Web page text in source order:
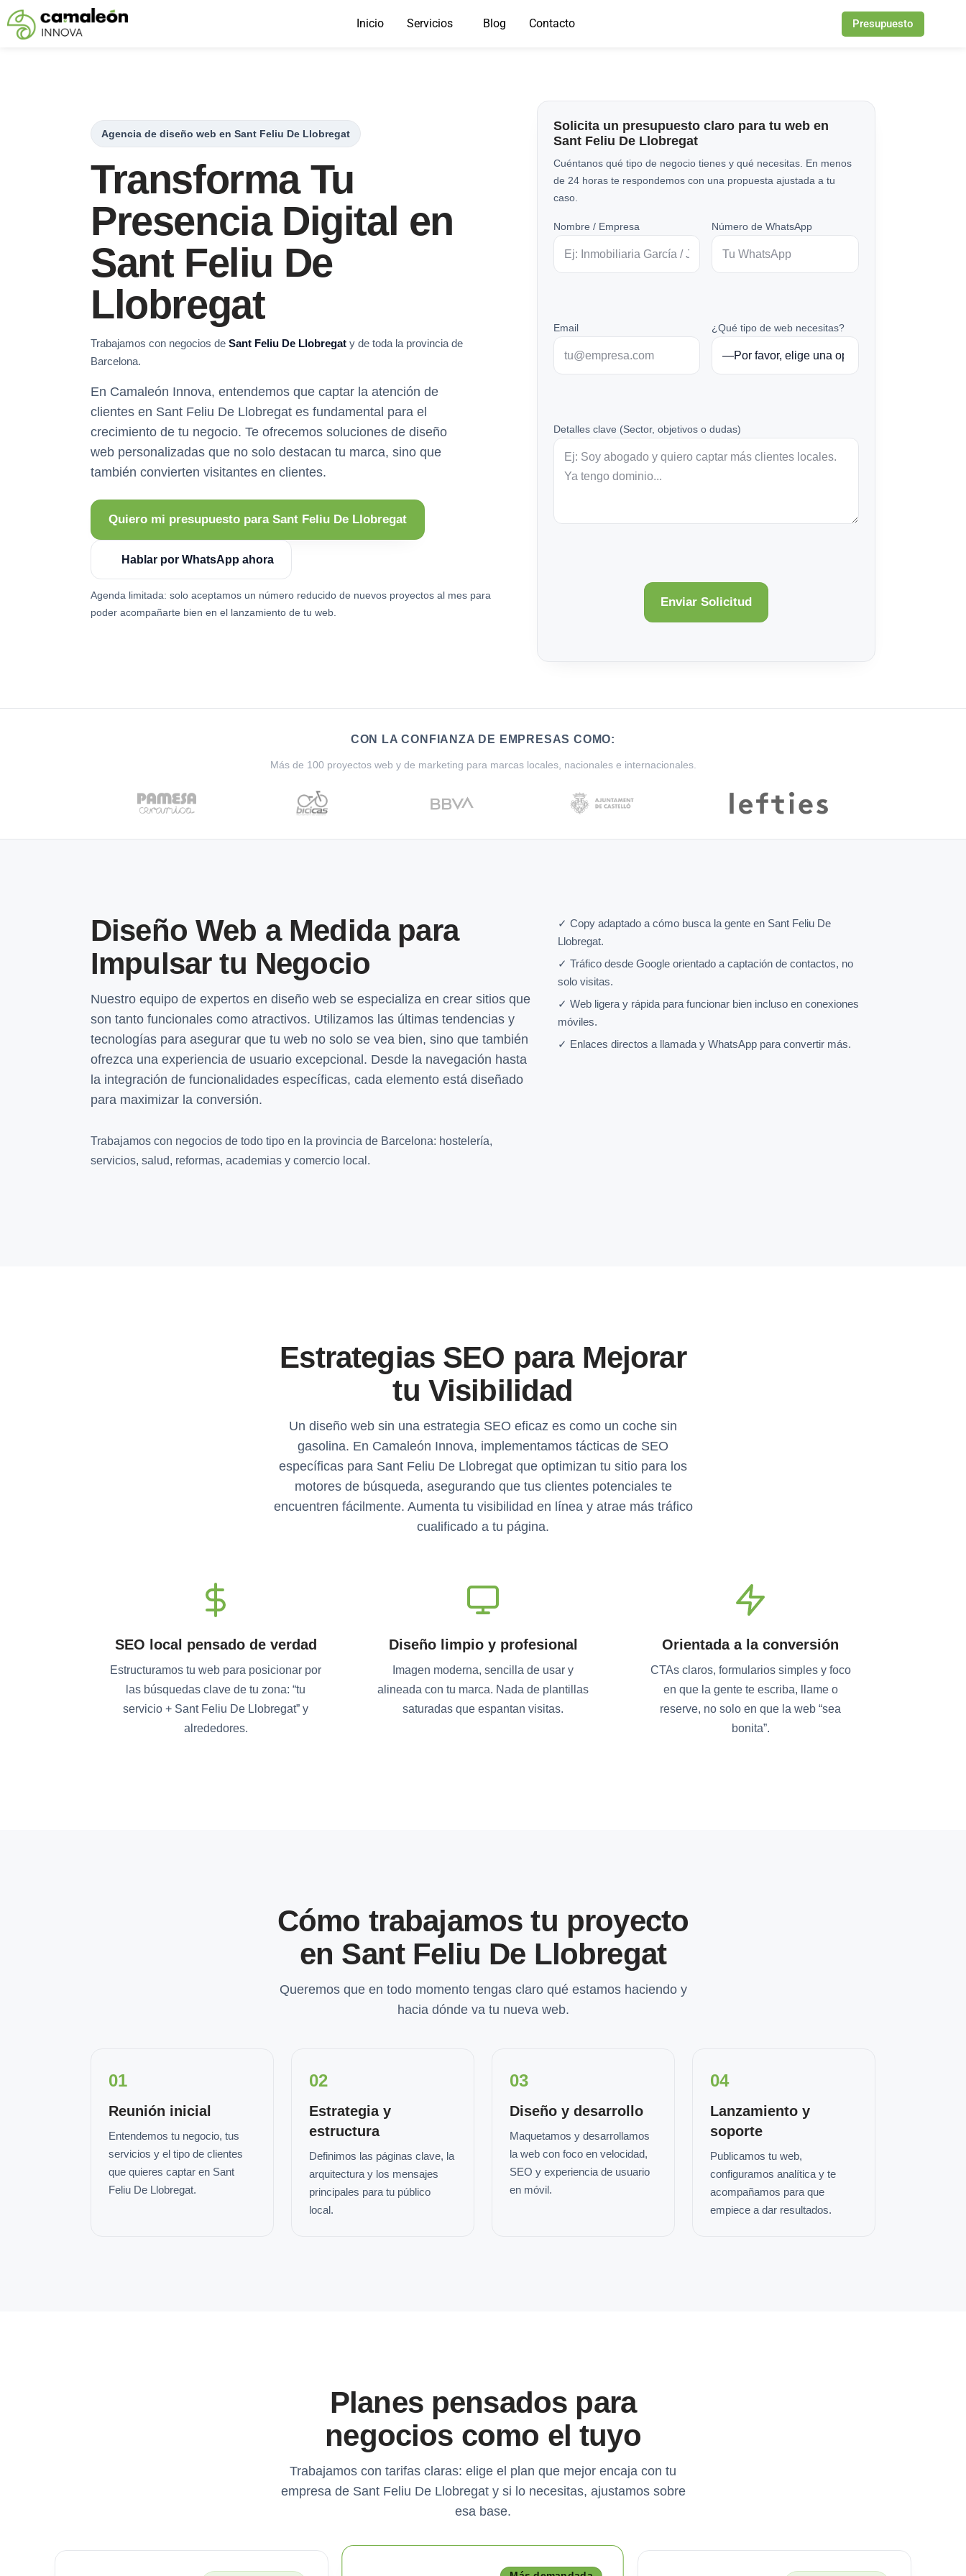
Saltar
Inicio Servicios Blog Contacto Presupuesto
Agencia de diseño web en Sant Feliu De Llobregat
Transforma Tu
Presencia Digital en
Sant Feliu De
Llobregat
Trabajamos con negocios de Sant Feliu De Llobregat y de toda la provincia de
Barcelona.
En Camaleón Innova, entendemos que captar la atención de
clientes en Sant Feliu De Llobregat es fundamental para el
crecimiento de tu negocio. Te ofrecemos soluciones de diseño
web personalizadas que no solo destacan tu marca, sino que
también convierten visitantes en clientes.
Quiero mi presupuesto para Sant Feliu De Llobregat
Hablar por WhatsApp ahora
Agenda limitada: solo aceptamos un número reducido de nuevos proyectos al mes para
poder acompañarte bien en el lanzamiento de tu web.
Solicita un presupuesto claro para tu web en
Sant Feliu De Llobregat
Cuéntanos qué tipo de negocio tienes y qué necesitas. En menos
de 24 horas te respondemos con una propuesta ajustada a tu
caso.
Nombre / Empresa Número de WhatsApp
Email ¿Qué tipo de web necesitas?
Detalles clave (Sector, objetivos o dudas)
CON LA CONFIANZA DE EMPRESAS COMO:
Más de 100 proyectos web y de marketing para marcas locales, nacionales e internacionales.
Diseño Web a Medida para
Impulsar tu Negocio
Nuestro equipo de expertos en diseño web se especializa en crear sitios que
son tanto funcionales como atractivos. Utilizamos las últimas tendencias y
tecnologías para asegurar que tu web no solo se vea bien, sino que también
ofrezca una experiencia de usuario excepcional. Desde la navegación hasta
la integración de funcionalidades específicas, cada elemento está diseñado
para maximizar la conversión.
Trabajamos con negocios de todo tipo en la provincia de Barcelona: hostelería,
servicios, salud, reformas, academias y comercio local.
✓ Copy adaptado a cómo busca la gente en Sant Feliu De
Llobregat.
✓ Tráfico desde Google orientado a captación de contactos, no
solo visitas.
✓ Web ligera y rápida para funcionar bien incluso en conexiones
móviles.
✓ Enlaces directos a llamada y WhatsApp para convertir más.
Estrategias SEO para Mejorar
tu Visibilidad
Un diseño web sin una estrategia SEO eficaz es como un coche sin
gasolina. En Camaleón Innova, implementamos tácticas de SEO
específicas para Sant Feliu De Llobregat que optimizan tu sitio para los
motores de búsqueda, asegurando que tus clientes potenciales te
encuentren fácilmente. Aumenta tu visibilidad en línea y atrae más tráfico
cualificado a tu página.
SEO local pensado de verdad
Estructuramos tu web para posicionar por
las búsquedas clave de tu zona: “tu
servicio + Sant Feliu De Llobregat” y
alrededores.
Diseño limpio y profesional
Imagen moderna, sencilla de usar y
alineada con tu marca. Nada de plantillas
saturadas que espantan visitas.
Orientada a la conversión
CTAs claros, formularios simples y foco
en que la gente te escriba, llame o
reserve, no solo en que la web “sea
bonita”.
Cómo trabajamos tu proyecto
en Sant Feliu De Llobregat
Queremos que en todo momento tengas claro qué estamos haciendo y
hacia dónde va tu nueva web.
01
Reunión inicial
Entendemos tu negocio, tus
servicios y el tipo de clientes
que quieres captar en Sant
Feliu De Llobregat.
02
Estrategia y
estructura
Definimos las páginas clave, la
arquitectura y los mensajes
principales para tu público
local.
03
Diseño y desarrollo
Maquetamos y desarrollamos
la web con foco en velocidad,
SEO y experiencia de usuario
en móvil.
04
Lanzamiento y
soporte
Publicamos tu web,
configuramos analítica y te
acompañamos para que
empiece a dar resultados.
Planes pensados para
negocios como el tuyo
Trabajamos con tarifas claras: elige el plan que mejor encaja con tu
empresa de Sant Feliu De Llobregat y si lo necesitas, ajustamos sobre
esa base.